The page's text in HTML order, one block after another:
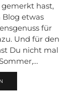
hast,
etwas
für
Und für den
Du nicht mal